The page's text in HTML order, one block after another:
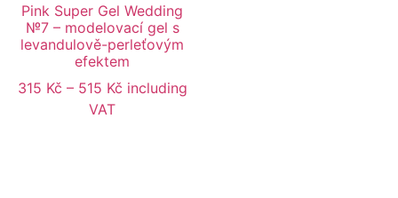
Pink Super Gel Wedding
№7 – modelovací gel s
levandulově-perleťovým
efektem
315 Kč – 515 Kč including
VAT